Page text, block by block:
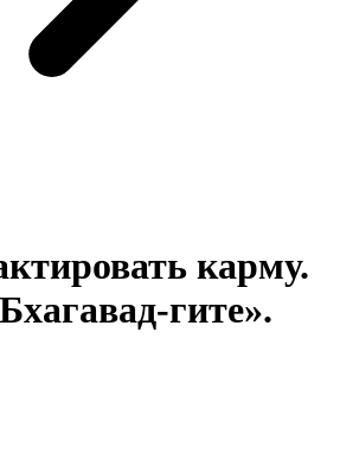
карму.
гите».